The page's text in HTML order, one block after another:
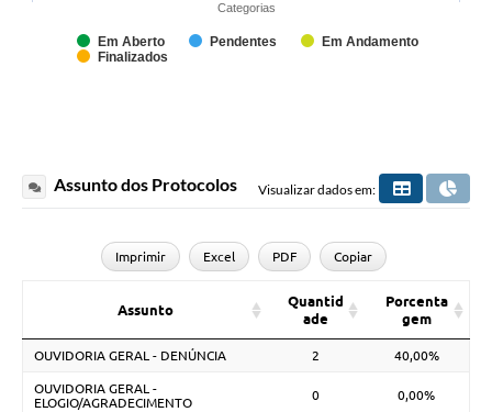
Categorias
Em Aberto Pendentes
Em Andamento
Finalizados
Assunto dos Protocolos Visualizar dados em:
Imprimir Excel PDF Copiar
Assunto
Quantid
ade
Porcenta
gem
OUVIDORIA GERAL - DENÚNCIA 2 40,00%
OUVIDORIA GERAL -
ELOGIO/AGRADECIMENTO
0 0,00%